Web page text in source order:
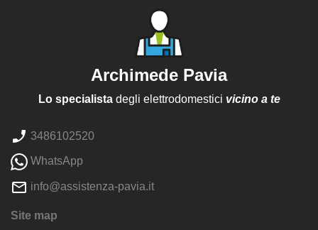
Archimede Pavia
Lo specialistadegli elettrodomestici vicino a te
3486102520
WhatsApp
info@assistenza-pavia.it
Site map